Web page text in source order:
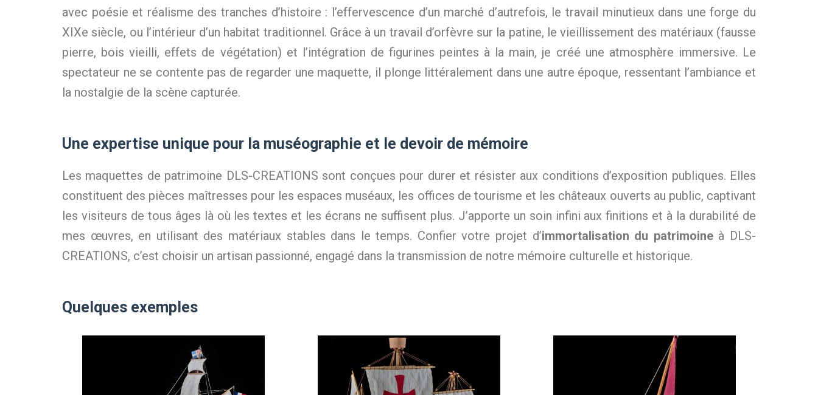
avec poésie et réalisme des tranches d’histoire : l’effervescence d’un marché d’autrefois, le travail minutieux dans une forge du
XIXe siècle, ou l’intérieur d’un habitat traditionnel. Grâce à un travail d’orfèvre sur la patine, le vieillissement des matériaux (fausse
pierre, bois vieilli, effets de végétation) et l’intégration de figurines peintes à la main, je créé une atmosphère immersive. Le
spectateur ne se contente pas de regarder une maquette, il plonge littéralement dans une autre époque, ressentant l’ambiance et
la nostalgie de la scène capturée.
Une expertise unique pour la muséographie et le devoir de mémoire
Les maquettes de patrimoine DLS-CREATIONS sont conçues pour durer et résister aux conditions d’exposition publiques. Elles
constituent des pièces maîtresses pour les espaces muséaux, les offices de tourisme et les châteaux ouverts au public, captivant
les visiteurs de tous âges là où les textes et les écrans ne suffisent plus. J’apporte un soin infini aux finitions et à la durabilité de
mes œuvres, en utilisant des matériaux stables dans le temps. Confier votre projet d’immortalisation du patrimoineà DLS-
CREATIONS, c’est choisir un artisan passionné, engagé dans la transmission de notre mémoire culturelle et historique.
Quelques exemples